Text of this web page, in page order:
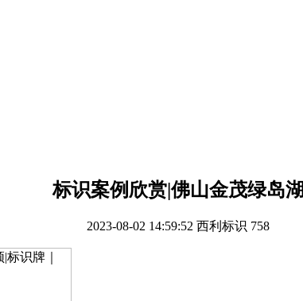
标识案例欣赏|佛山金茂绿岛湖
2023-08-02 14:59:52 西利标识 758